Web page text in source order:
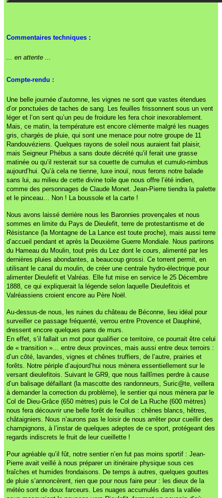
Commentaires techniques :
... en attente ...
Compte-rendu :
Une belle journée d’automne, les vignes ne sont que vastes étendues
d’or ponctuées de taches de sang. Les feuilles frissonnent sous un vent
léger et l’on sent qu’un peu de froidure les fera choir inexorablement.
Mais, ce matin, la température est encore clémente malgré les nuages
gris, chargés de pluie, qui sont une menace pour notre groupe de 11
Randouvéziens. Quelques rayons de soleil nous auraient fait plaisir,
mais Seigneur Phébus a sans doute décrété qu’il ferait une grasse
matinée ou qu’il resterait sur sa couette de cumulus et cumulo-nimbus
aujourd’hui. Qu’à cela ne tienne, luxe inouï, nous ferons notre balade
sans lui, au milieu de cette divine toile que nous offre l’été indien,
comme des personnages de Claude Monet. Jean-Pierre tiendra la palette
et le pinceau… Non ! La boussole et la carte !
Nous avons laissé derrière nous les Baronnies provençales et nous
sommes en limite du Pays de Dieulefit, terre de protestantisme et de
Résistance (la Montagne de La Lance est toute proche), mais aussi terre
d’accueil pendant et après la Deuxième Guerre Mondiale. Nous partirons
du Hameau du Moulin, tout près du Lez dont le cours, alimenté par les
dernières pluies abondantes, a beaucoup grossi. Ce torrent permit, en
utilisant le canal du moulin, de créer une centrale hydro-électrique pour
alimenter Dieulefit et Valréas. Elle fut mise en service le 25 Décembre
1888, ce qui expliquerait la légende selon laquelle Dieulefitois et
Valréassiens croient encore au Père Noël.
Au-dessus-de nous, les ruines du château de Béconne, lieu idéal pour
surveiller ce passage fréquenté, verrou entre Provence et Dauphiné,
dressent encore quelques pans de murs.
En effet, s’il fallait un mot pour qualifier ce territoire, ce pourrait être celui
de « transition »… entre deux provinces, mais aussi entre deux terroirs :
d’un côté, lavandes, vignes et chênes truffiers, de l’autre, prairies et
forêts. Notre périple d’aujourd’hui nous mènera essentiellement sur le
versant dieulefitois. Suivant le GR9, que nous faillîmes perdre à cause
d’un balisage défaillant (la mascotte des randonneurs, Suric@te, veillera
à demander la correction du problème), le sentier qui nous mènera par le
Col de Dieu-Grâce (650 mètres) puis le Col de La Ruche (600 mètres)
nous fera découvrir une belle forêt de feuillus : chênes blancs, hêtres,
châtaigniers. Nous n’aurons pas le loisir de nous arrêter pour cueillir des
champignons, à l’instar de quelques adeptes de ce sport, protégeant des
regards indiscrets le fruit de leur cueillette !
Pour agréable qu’il fût, notre sentier n’en fut pas moins sportif : Jean-
Pierre avait veillé à nous préparer un itinéraire physique sous ces
fraîches et humides frondaisons. De temps à autres, quelques gouttes
de pluie s’annoncèrent, rien que pour nous faire peur : les dieux de la
météo sont de doux farceurs. Les nuages accumulés dans la vallée